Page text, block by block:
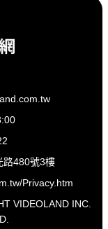
路480號3樓
Privacy.htm
VIDEOLAND INC.